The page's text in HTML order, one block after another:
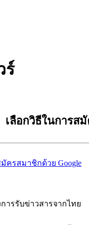
ร์
เลือกวิธีในการส
ครสมาชิกด้วย Google
ารรับข่าวสารจากไทย